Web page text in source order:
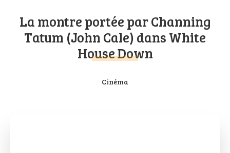
La montre portée par Channing
Tatum (John Cale) dans White
House Down
Cinéma